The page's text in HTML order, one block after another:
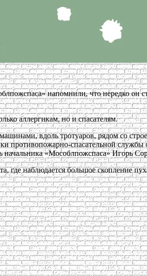
напомнили, что нередко он
аллергикам, но и спасателям.
вдоль тротуаров, рядом со
противопожарно-спасательной службы
начальника «Мособлпожспаса» Игорь
где наблюдается большое скопление